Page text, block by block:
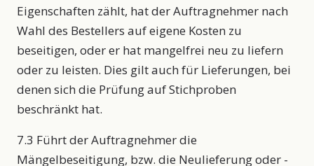
Eigenschaften zählt, hat der Auftragnehmer nach
Wahl des Bestellers auf eigene Kosten zu
beseitigen, oder er hat mangelfrei neu zu liefern
oder zu leisten. Dies gilt auch für Lieferungen, bei
denen sich die Prüfung auf Stichproben
beschränkt hat.
7.3 Führt der Auftragnehmer die
Mängelbeseitigung, bzw. die Neulieferung oder -